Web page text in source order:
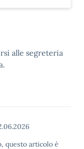
alle segreteria
questo articolo è